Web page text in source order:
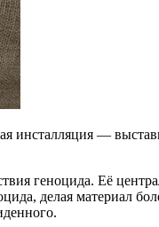
инсталляция —
геноцида. Её
делая материал